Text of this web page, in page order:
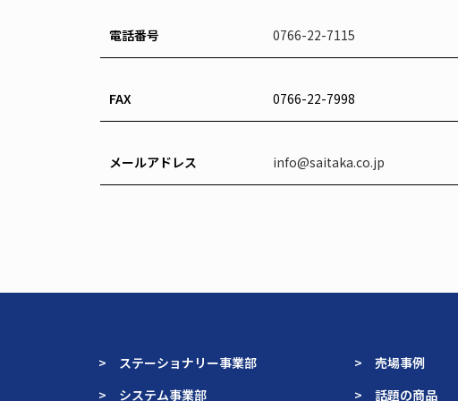
電話番号 0766-22-7115
FAX 0766-22-7998
メールアドレス info@saitaka.co.jp
> ステーショナリー事業部
> システム事業部
> 売場事例
> 話題の商品